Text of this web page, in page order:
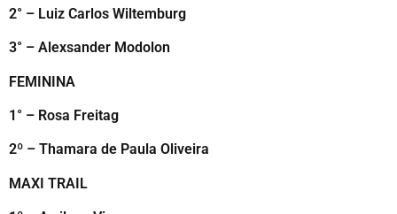
2° – Luiz Carlos Wiltemburg
3° – Alexsander Modolon
FEMININA
1° – Rosa Freitag
2º – Thamara de Paula Oliveira
MAXI TRAIL